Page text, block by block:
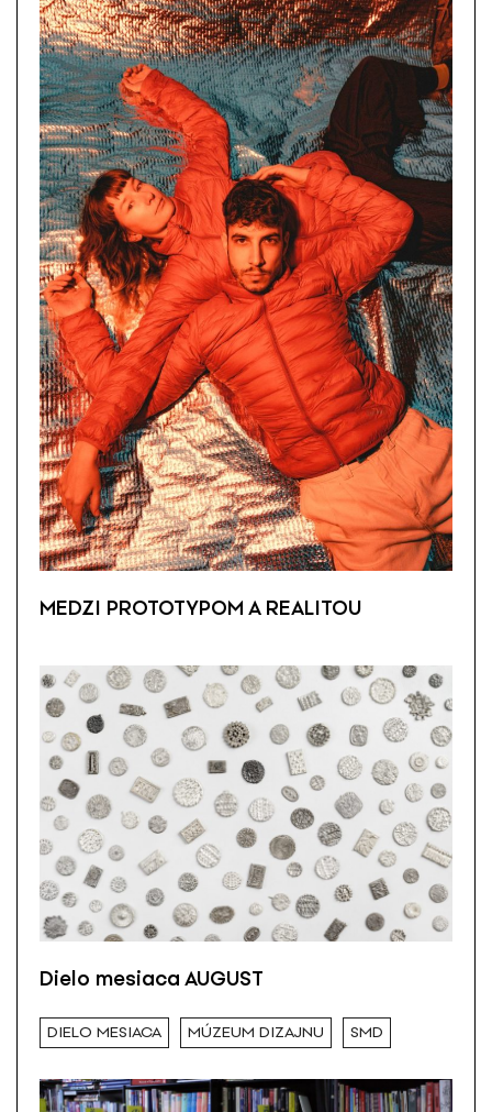
MEDZI PROTOTYPOM A REALITOU
Dielo mesiaca AUGUST
DIELO MESIACA MÚZEUM DIZAJNU SMD